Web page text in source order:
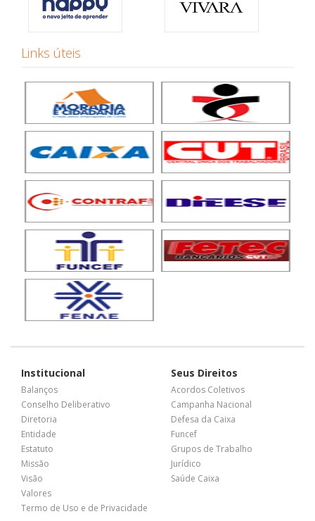
Links úteis
Institucional
Balanços
Conselho Deliberativo
Diretoria
Entidade
Estatuto
Missão
Visão
Valores
Termo de Uso e de Privacidade
Seus Direitos
Acordos Coletivos
Campanha Nacional
Defesa da Caixa
Funcef
Grupos de Trabalho
Jurídico
Saúde Caixa